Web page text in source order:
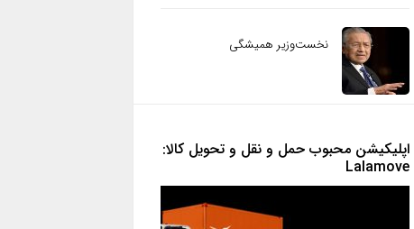
نخست‌وزیر همیشگی
اپلیکیشن محبوب حمل و نقل و تحویل کالا:
Lalamove